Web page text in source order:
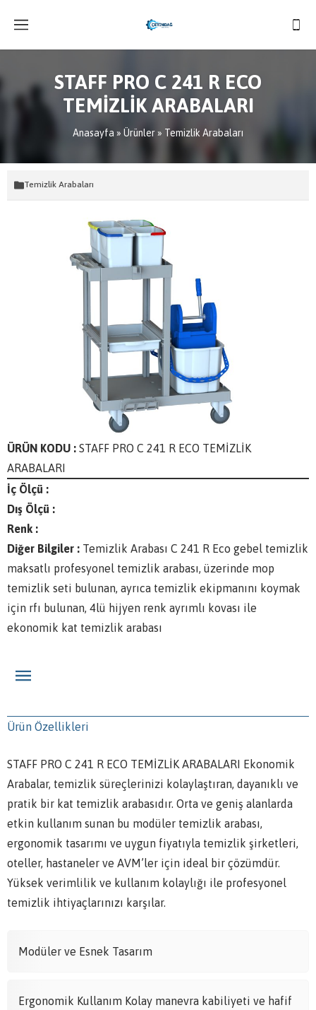
STAFF PRO C 241 R ECO
TEMİZLİK ARABALARI
Anasayfa » Ürünler » Temizlik Arabaları
Temizlik Arabaları
ÜRÜN KODU : STAFF PRO C 241 R ECO TEMİZLİK
ARABALARI
İç Ölçü :
Dış Ölçü :
Renk :
Diğer Bilgiler : Temizlik Arabası C 241 R Eco gebel temizlik
maksatlı profesyonel temizlik arabası, üzerinde mop
temizlik seti bulunan, ayrıca temizlik ekipmanını koymak
için rfı bulunan, 4lü hijyen renk ayrımlı kovası ile
ekonomik kat temizlik arabası
Ürün Özellikleri
STAFF PRO C 241 R ECO TEMİZLİK ARABALARI Ekonomik
Arabalar, temizlik süreçlerinizi kolaylaştıran, dayanıklı ve
pratik bir kat temizlik arabasıdır. Orta ve geniş alanlarda
etkin kullanım sunan bu modüler temizlik arabası,
ergonomik tasarımı ve uygun fiyatıyla temizlik şirketleri,
oteller, hastaneler ve AVM’ler için ideal bir çözümdür.
Yüksek verimlilik ve kullanım kolaylığı ile profesyonel
temizlik ihtiyaçlarınızı karşılar.
Modüler ve Esnek Tasarım
Ergonomik Kullanım Kolay manevra kabiliyeti ve hafif